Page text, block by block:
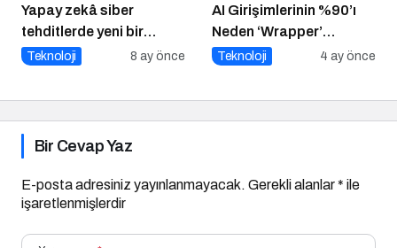
Yapay zekâ siber
tehditlerde yeni bir
dönemi başlatıyor
Teknoloji 8 ay önce
AI Girişimlerinin %90’ı
Neden ‘Wrapper’
Kalıyor?
Teknoloji 4 ay önce
Bir Cevap Yaz
E-posta adresiniz yayınlanmayacak. Gerekli alanlar* ile
işaretlenmişlerdir